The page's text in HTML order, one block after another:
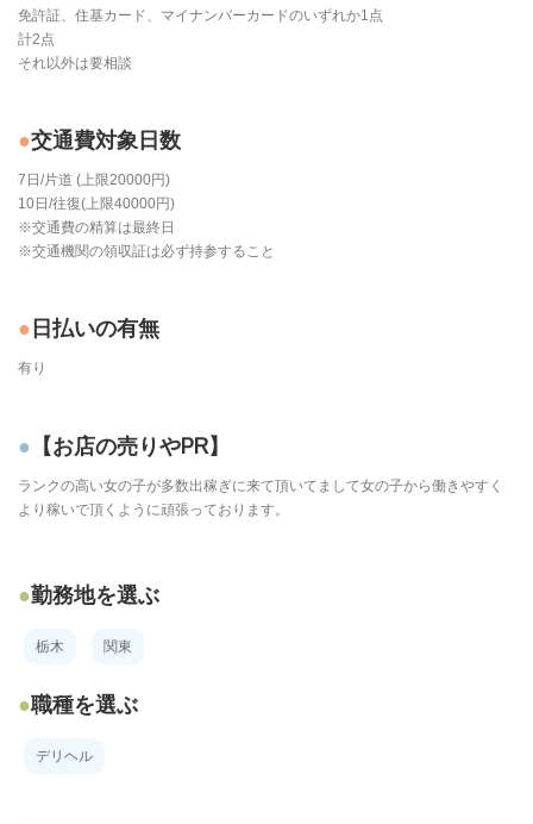
免許証、住基カード、マイナンバーカードのいずれか1点
計2点
それ以外は要相談
交通費対象日数
7日/片道 (上限20000円)
10日/往復(上限40000円)
※交通費の精算は最終日
※交通機関の領収証は必ず持参すること
日払いの有無
有り
【お店の売りやPR】
ランクの高い女の子が多数出稼ぎに来て頂いてまして女の子から働きやすく
より稼いで頂くように頑張っております。
勤務地を選ぶ
栃木 関東
職種を選ぶ
デリヘル